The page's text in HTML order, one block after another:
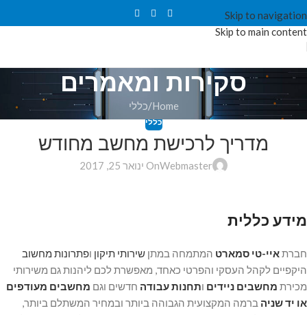
Skip to navigation
Skip to main content
סקירות ומאמרים
Home כללי
כללי
מדריך לרכישת מחשב מחודש
WebmasterOn ינואר 25, 2017
מידע כללית
חברתאיי-טי סמארט המתמחה במתן שירותי תיקון ופתרונות מחשוב
היקפיים לקהל העסקי והפרטי כאחד, מאפשרת לכם ליהנות גם משירותי
מכירת מחשבים ניידים ותחנות עבודה חדשים וגם מחשבים מעודפים
או יד שניה ברמה המקצועית הגבוהה ביותר ובמחיר המשתלם ביותר,